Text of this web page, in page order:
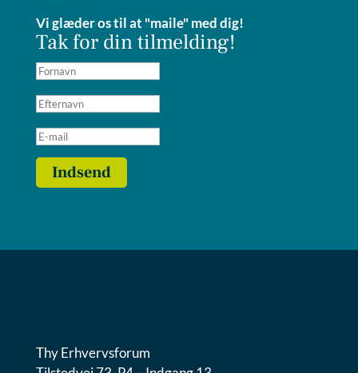
Vi glæder os til at "maile" med dig!
Tak for din tilmelding!
Indsend
Thy Erhvervsforum